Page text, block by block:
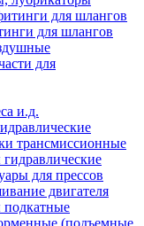
для шлангов
для
и.д.
трансмиссионные
для прессов
двигателя